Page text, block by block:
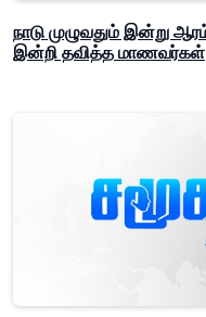
நாடு முழுவதும் இன்று
இன்றி தவித்த மாணவர்கள்